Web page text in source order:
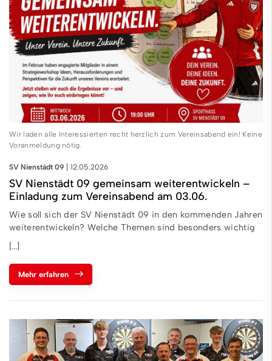
Wir laden alle Interessierten recht herzlich zum Vereinsabend ein! Keine
Voranmeldung nötig.
SV Nienstädt 09 12.05.2026
SV Nienstädt 09 gemeinsam weiterentwickeln –
Einladung zum Vereinsabend am 03.06.
Wie soll sich der SV Nienstädt 09 in den kommenden Jahren
weiterentwickeln? Welche Themen sind besonders wichtig
[...]
Mehr erfahren